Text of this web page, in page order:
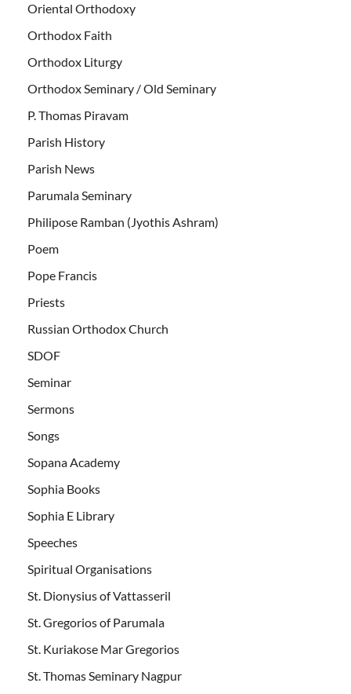
Oriental Orthodoxy
Orthodox Faith
Orthodox Liturgy
Orthodox Seminary / Old Seminary
P. Thomas Piravam
Parish History
Parish News
Parumala Seminary
Philipose Ramban (Jyothis Ashram)
Poem
Pope Francis
Priests
Russian Orthodox Church
SDOF
Seminar
Sermons
Songs
Sopana Academy
Sophia Books
Sophia E Library
Speeches
Spiritual Organisations
St. Dionysius of Vattasseril
St. Gregorios of Parumala
St. Kuriakose Mar Gregorios
St. Thomas Seminary Nagpur